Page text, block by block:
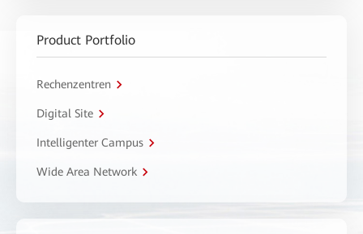
Product Portfolio
Rechenzentren
Digital Site
Intelligenter Campus
Wide Area Network